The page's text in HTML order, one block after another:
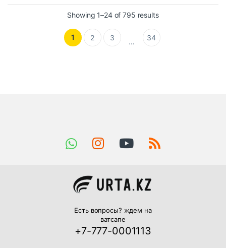
Showing 1–24 of 795 results
1 2 3 … 34
Есть вопросы? ждем на
ватсапе
+7-777-0001113